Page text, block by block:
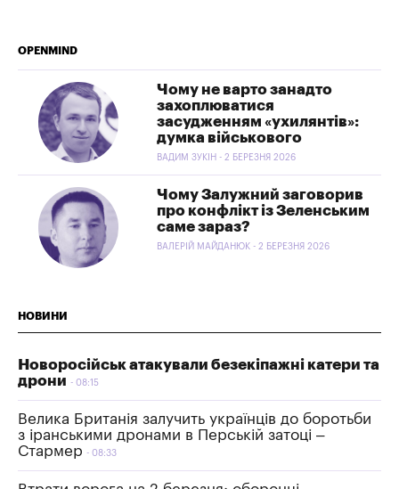
OPENMIND
Чому не варто занадто
захоплюватися
засудженням «ухилянтів»:
думка військового
ВАДИМ ЗУКІН - 2 БЕРЕЗНЯ 2026
Чому Залужний заговорив
про конфлікт із Зеленським
саме зараз?
ВАЛЕРІЙ МАЙДАНЮК - 2 БЕРЕЗНЯ 2026
НОВИНИ
Новоросійськ атакували безекіпажні катери та
дрони
08:15
Велика Британія залучить українців до боротьби
з іранськими дронами в Перській затоці –
Стармер
08:33